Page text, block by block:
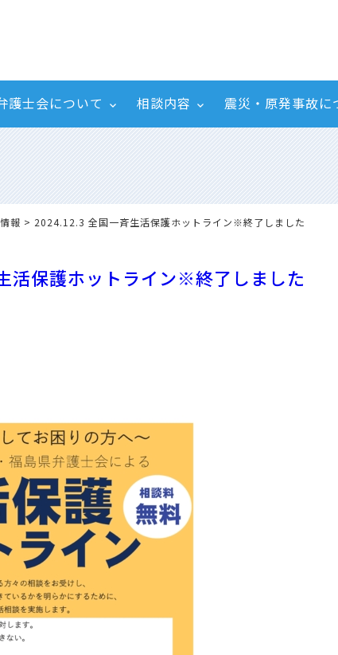
護士会について 相談内容 震災・原発事故に
報 > 2024.12.3 全国一斉生活保護ホットライン※終了しました
活保護ホットライン※終了しました